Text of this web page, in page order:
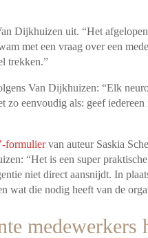
Dijkhuizen uit. “Het
met een vraag over een
trekken.”
Van Dijkhuizen: “Elk
eenvoudig als: geef iedereen
formuliervan auteur Saskia
“Het is een super
niet direct aansnijdt. In
wat die nodig heeft van de
medewerkers